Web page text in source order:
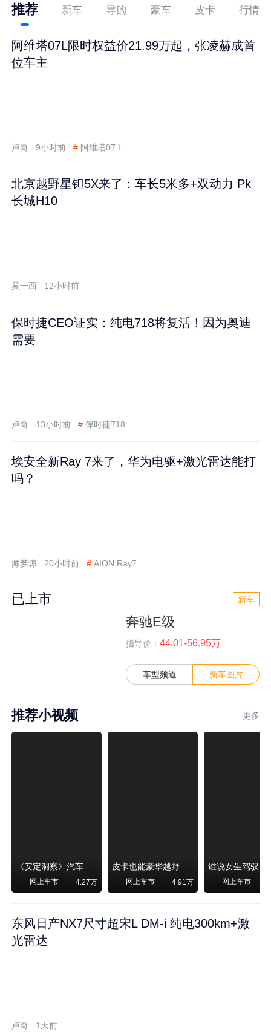
推荐 新车 导购 豪车 皮卡 行情
阿维塔07L限时权益价21.99万起，张凌赫成首
位车主
卢奇 9小时前 # 阿维塔07 L
北京越野星钽5X来了：车长5米多+双动力 Pk
长城H10
莫一西 12小时前
保时捷CEO证实：纯电718将复活！因为奥迪
需要
卢奇 13小时前 # 保时捷718
埃安全新Ray 7来了，华为电驱+激光雷达能打
吗？
师梦琼 20小时前 # AION Ray7
已上市 新车
奔驰E级
指导价： 44.01-56.95万
车型频道 新车图片
推荐小视频 更多
《安定洞察》汽车烧不烧油，和石油安全无关！
网上车市 4.27万
皮卡也能豪华越野！纵横F700上市，限时卖29.99万起
网上车市 4.91万 网上车市
东风日产NX7尺寸超宋L DM-i 纯电300km+激
光雷达
卢奇 1天前